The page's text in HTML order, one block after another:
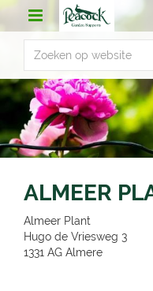
r
n
t
ALMEER
Almeer Plant
Hugo de Vriesweg 3
1331 AG Almere